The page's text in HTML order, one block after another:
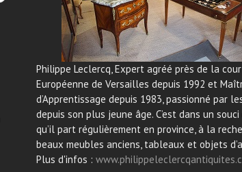
Philippe Leclercq, Expert agréé près de la cour
Européenne de Versailles depuis 1992 et
d’Apprentissage depuis 1983, passionné par
depuis son plus jeune âge. C’est dans un
qu’il part régulièrement en province, à la
beaux meubles anciens, tableaux et objets
Plus d'infos :